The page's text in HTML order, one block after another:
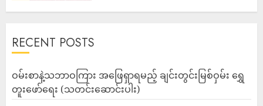
RECENT POSTS
ဝမ်းစာနဲ့သဘာဝကြား အဖြေရှာရမည့် ချင်းတွင်းမြစ်ဝှမ်း ရွှေ
တူးဖော်ရေး (သတင်းဆောင်းပါး)